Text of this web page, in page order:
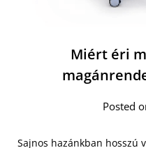
Miért éri
Posted
Sajnos hazánkban hosszú